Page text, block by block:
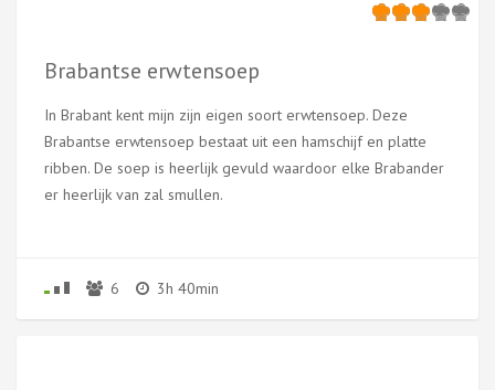
Brabantse erwtensoep
In Brabant kent mijn zijn eigen soort erwtensoep. Deze
Brabantse erwtensoep bestaat uit een hamschijf en platte
ribben. De soep is heerlijk gevuld waardoor elke Brabander
er heerlijk van zal smullen.
6 3h 40min